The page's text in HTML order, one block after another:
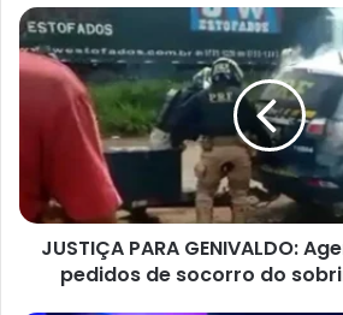
JUSTIÇA
PARA
GENIVALDO:
Agentes
ironizaram
socorro
do
sobrinho
JUSTIÇA PARA GENIVALDO:
pedidos de socorro do